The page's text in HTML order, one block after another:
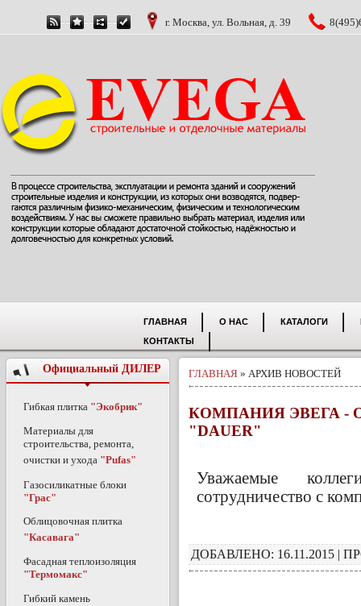
г. Москва, ул. Вольная, д. 39
ГЛАВНАЯ О НАС КАТАЛОГИ
КОНТАКТЫ
Официальный ДИЛЕР
Гибкая плитка "Экобрик"
Материалы для
строительства, ремонта,
очистки и ухода "Pufas"
Газосиликатные блоки
"Грас"
Облицовочная плитка
"Касавага"
Фасадная теплоизоляция
"Термомакс"
Гибкий камень
ГЛАВНАЯ » АРХИВ НОВОСТЕЙ
КОМПАНИЯ ЭВЕГА -
"DAUER"
Уважаемые
сотрудничество с
ДОБАВЛЕНО: 16.11.2015 |